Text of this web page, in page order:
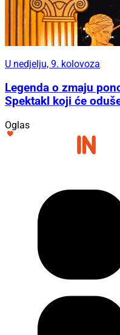
U nedjelju, 9. kolovoza
Legenda o zmaju
Spektakl koji će
Oglas